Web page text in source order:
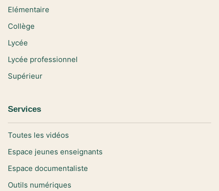
Elémentaire
Collège
Lycée
Lycée professionnel
Supérieur
Services
Toutes les vidéos
Espace jeunes enseignants
Espace documentaliste
Outils numériques